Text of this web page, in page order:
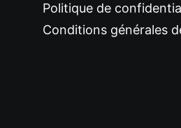
Politique de
Conditions générales